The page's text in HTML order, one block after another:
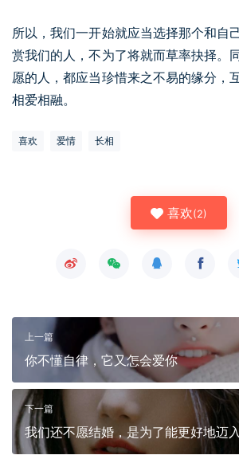
所以，我们一开始就应当选择那个和自
赏我们的人，不为了将就而草率抉择。
愿的人，都应当珍惜来之不易的缘分，
相爱相融。
喜欢 爱情 长相
喜欢(2)
上一篇
你不懂自律，它又怎会爱你
下一篇
我们还不愿结婚 ，是为了能更好地迈